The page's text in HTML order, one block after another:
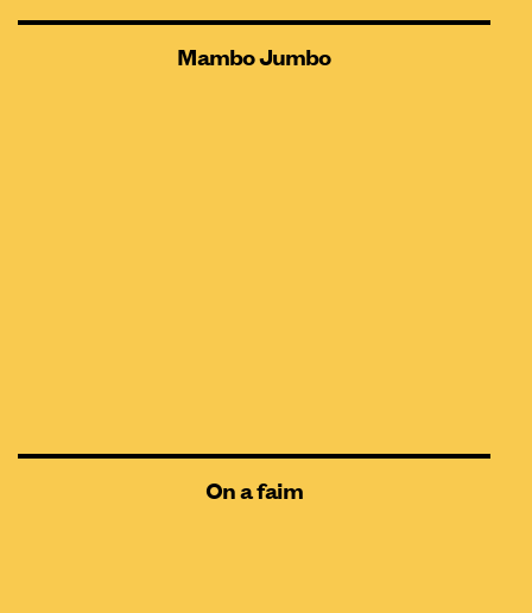
Mambo Jumbo
On a faim